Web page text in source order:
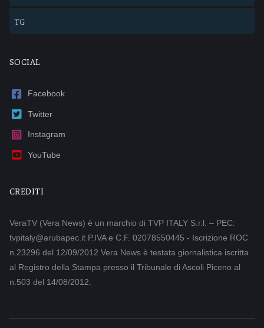
TG
SOCIAL
Facebook
Twitter
Instagram
YouTube
CREDITI
VeraTV (Vera News) è un marchio di TVP ITALY S.r.l. – PEC:
tvpitaly@arubapec.it P.IVA e C.F. 02078550445 - Iscrizione ROC
n.23296 del 12/09/2012 Vera News è testata giornalistica iscritta
al Registro della Stampa presso il Tribunale di Ascoli Piceno al
n.503 del 14/08/2012.